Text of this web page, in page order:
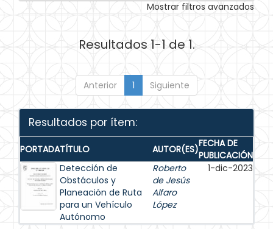
Mostrar filtros avanzados
Resultados 1-1 de 1.
Anterior 1 Siguiente
Resultados por ítem:
PORTADATÍTULO AUTOR(ES)FECHA DE
PUBLICACIÓN
Detección de
Obstáculos y
Planeación de Ruta
para un Vehículo
Autónomo
Roberto
de Jesús
Alfaro
López
1-dic-2023